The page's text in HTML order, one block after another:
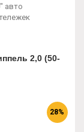
2,0 (50-
28%